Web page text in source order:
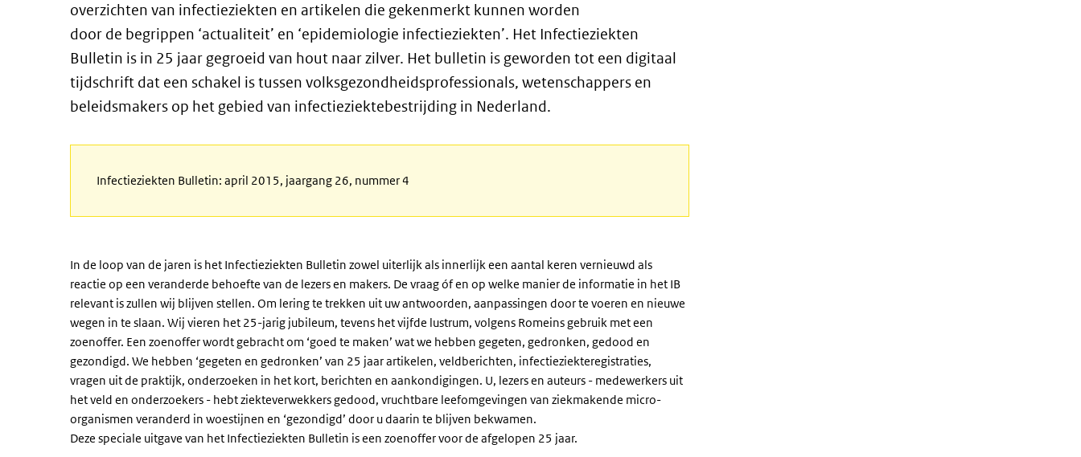
overzichten van infectieziekten en artikelen die gekenmerkt kunnen worden
door de begrippen ‘actualiteit’ en ‘epidemiologie infectieziekten’. Het Infectieziekten
Bulletin is in 25 jaar gegroeid van hout naar zilver. Het bulletin is geworden tot een digitaal
tijdschrift dat een schakel is tussen volksgezondheidsprofessionals, wetenschappers en
beleidsmakers op het gebied van infectieziektebestrijding in Nederland.
Infectieziekten Bulletin: april 2015, jaargang 26, nummer 4
In de loop van de jaren is het Infectieziekten Bulletin zowel uiterlijk als innerlijk een aantal keren vernieuwd als
reactie op een veranderde behoefte van de lezers en makers. De vraag óf en op welke manier de informatie in het IB
relevant is zullen wij blijven stellen. Om lering te trekken uit uw antwoorden, aanpassingen door te voeren en nieuwe
wegen in te slaan. Wij vieren het 25-jarig jubileum, tevens het vijfde lustrum, volgens Romeins gebruik met een
zoenoffer. Een zoenoffer wordt gebracht om ‘goed te maken’ wat we hebben gegeten, gedronken, gedood en
gezondigd. We hebben ‘gegeten en gedronken’ van 25 jaar artikelen, veldberichten, infectieziekteregistraties,
vragen uit de praktijk, onderzoeken in het kort, berichten en aankondigingen. U, lezers en auteurs - medewerkers uit
het veld en onderzoekers - hebt ziekteverwekkers gedood, vruchtbare leefomgevingen van ziekmakende micro-
organismen veranderd in woestijnen en ‘gezondigd’ door u daarin te blijven bekwamen.
Deze speciale uitgave van het Infectieziekten Bulletin is een zoenoffer voor de afgelopen 25 jaar.